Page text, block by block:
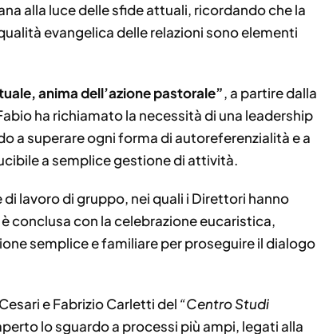
alla luce delle sfide attuali, ricordando che la
evangelica delle relazioni sono elementi
anima dell’azione pastorale”, a partire dalla
ha richiamato la necessità di una leadership
a superare ogni forma di autoreferenzialità e a
a semplice gestione di attività.
lavoro di gruppo, nei quali i Direttori hanno
conclusa con la celebrazione eucaristica,
semplice e familiare per proseguire il dialogo
e Fabrizio Carletti del “Centro Studi
lo sguardo a processi più ampi, legati alla